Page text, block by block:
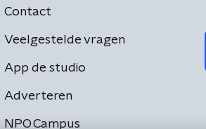
Contact
Veelgestelde vragen
App de studio
Adverteren
NPO Campus